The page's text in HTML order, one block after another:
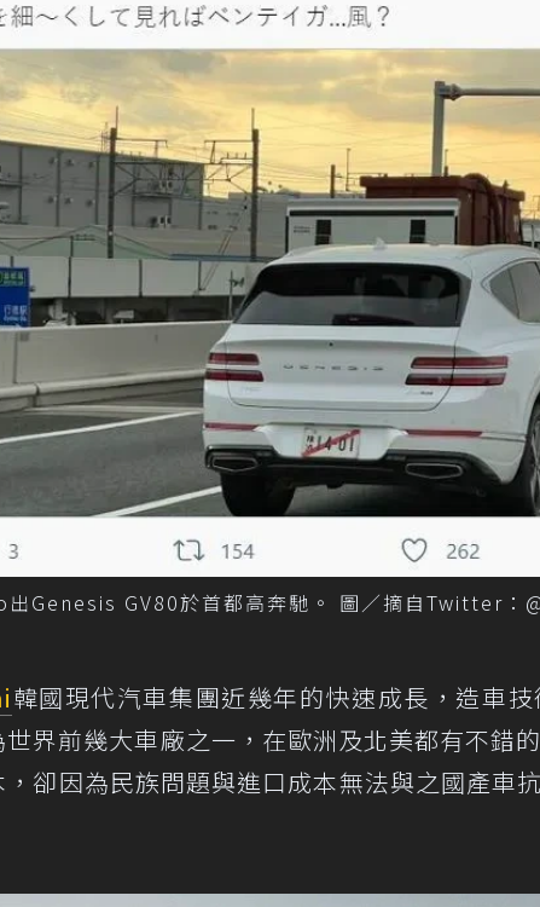
Genesis GV80於首都高奔馳。 圖／摘自Twitter：
韓國現代汽車集團近幾年的快速成長，造車
世界前幾大車廠之一，在歐洲及北美都有不錯
，卻因為民族問題與進口成本無法與之國產車